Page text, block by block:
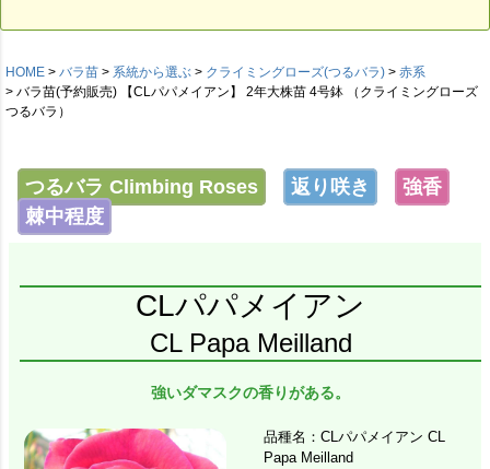
HOME バラ苗 系統から選ぶ クライミングローズ(つるバラ)
赤系
バラ苗(予約販売) 【CLパパメイアン】 2年大株苗 4号鉢 （クライミングローズ
つるバラ）
つるバラ Climbing Roses 返り咲き
強香
棘中程度
CLパパメイアン
CL Papa Meilland
強いダマスクの香りがある。
品種名：CLパパメイアン CL
Papa Meilland